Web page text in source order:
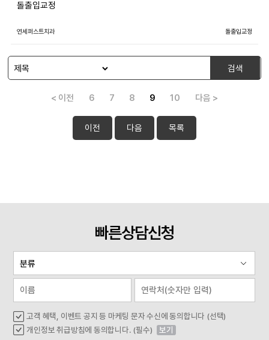
돌출입교정
연세퍼스트치과 돌출입교정
검색
< 이전 6 7 8 9 10 다음 >
이전 다음 목록
빠른상담신청
고객 혜택, 이벤트 공지 등 마케팅 문자 수신에 동의합니다 (선택)
개인정보 취급방침에 동의합니다. (필수)
보기